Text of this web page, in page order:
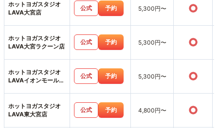
ホットヨガスタジオ
LAVA大宮店
公式 予約 5,300円〜 ○
ホットヨガスタジオ
LAVA大宮ラクーン店
公式 予約 5,300円〜 ○
ホットヨガスタジオ
LAVAイオンモール与
公式 予約 5,300円〜 ○
ホットヨガスタジオ
LAVA東大宮店
公式 予約 4,800円〜 ○